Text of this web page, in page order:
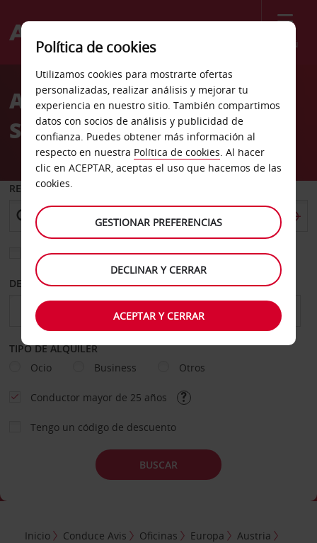
Menú
Welcome
AvisAlquiler de coches
Salzburgo
RECOGER EN
Elegir otra oficina de devolución
DESDE HASTA
TIPO DE ALQUILER
Ocio
Business Otros
Conductor mayor de 25 años
Tengo un código de descuento
BUSCAR
Inicio Conduce Avis Oficinas Europa
Austria
Política de cookies
Utilizamos cookies para mostrarte ofertas
personalizadas, realizar análisis y mejorar tu
experiencia en nuestro sitio. También compartimos
datos con socios de análisis y publicidad de
confianza. Puedes obtener más información al
respecto en nuestra Política de cookies. Al hacer
clic en ACEPTAR, aceptas el uso que hacemos de las
cookies.
GESTIONAR PREFERENCIAS
DECLINAR Y CERRAR
ACEPTAR Y CERRAR